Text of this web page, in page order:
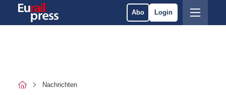
Abo Login
Nachrichten